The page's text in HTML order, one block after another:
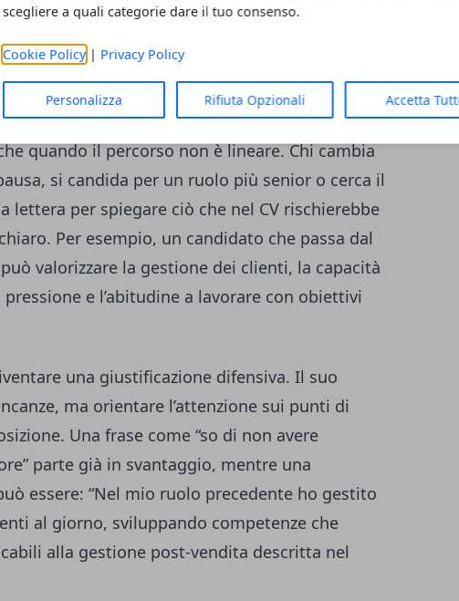
scegliere a quali categorie dare il tuo consenso.
Cookie Policy| Privacy Policy
Personalizza Rifiuta Opzionali Accetta
può comunicare meglio perché conosce il
dell’azienda e sa collegare il proprio percorso
del lavoro affollato, questo passaggio
lo sforzo interpretativo di chi legge.
quando il percorso non è lineare. Chi cambia
si candida per un ruolo più senior o cerca il
lettera per spiegare ciò che nel CV rischierebbe
Per esempio, un candidato che passa dal
valorizzare la gestione dei clienti, la capacità
e l’abitudine a lavorare con obiettivi
una giustificazione difensiva. Il suo
ma orientare l’attenzione sui punti di
Una frase come “so di non avere
parte già in svantaggio, mentre una
essere: “Nel mio ruolo precedente ho gestito
al giorno, sviluppando competenze che
alla gestione post-vendita descritta nel